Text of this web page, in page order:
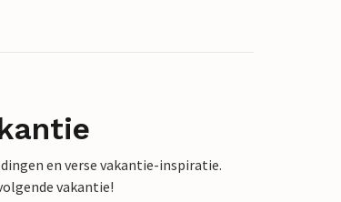
en verse vakantie-inspiratie.
vakantie!